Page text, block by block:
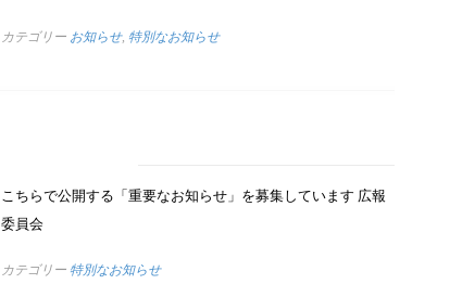
カテゴリー お知らせ, 特別なお知らせ
こちらで公開する「重要なお知らせ」を募集しています 広報
委員会
カテゴリー 特別なお知らせ